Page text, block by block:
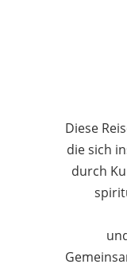
Diese
die sich
durch